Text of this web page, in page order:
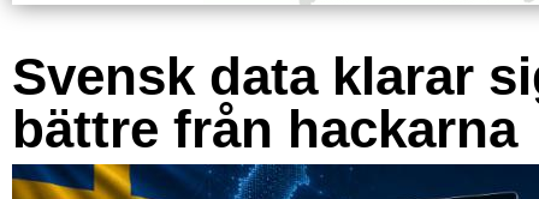
Svensk data klarar
bättre från hackarna